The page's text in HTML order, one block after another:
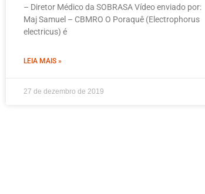
– Diretor Médico da SOBRASA Vídeo enviado por:
Maj Samuel – CBMRO O Poraquê (Electrophorus
electricus) é
LEIA MAIS »
27 de dezembro de 2019